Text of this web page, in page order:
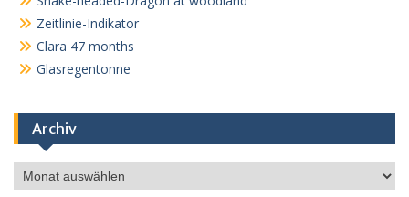
Zeitlinie-Indikator
Clara 47 months
Glasregentonne
Archiv
Archiv